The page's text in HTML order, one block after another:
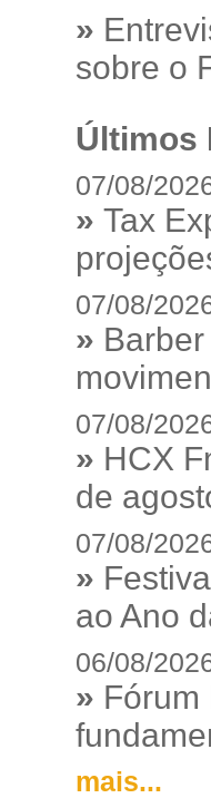
»
sobre o
Últimos
07/08/
» Tax
07/08/
»
07/08/
» HCX
de
07/08/
»
ao Ano
06/08/
» Fórum
mais...